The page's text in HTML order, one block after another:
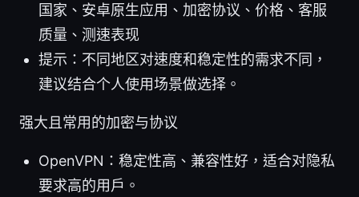
国家、安卓原生应用、加密协议、价格、客服
质量、测速表现
提示：不同地区对速度和稳定性的需求不同，
建议结合个人使用场景做选择。
强大且常用的加密与协议
OpenVPN：稳定性高、兼容性好，适合对隐私
要求高的用户。